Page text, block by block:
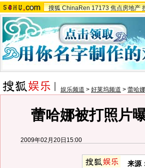
搜狐 ChinaRen 17173 焦点房地产
娱乐频道 > 好莱坞频道 > 蕾哈
蕾哈娜被打照片
2009年02月20日15:00
来源